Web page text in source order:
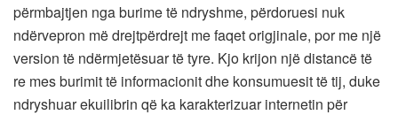
përmbajtjen nga burime të ndryshme, përdoruesi nuk
ndërvepron më drejtpërdrejt me faqet origjinale, por me një
version të ndërmjetësuar të tyre. Kjo krijon një distancë të
re mes burimit të informacionit dhe konsumuesit të tij, duke
ndryshuar ekuilibrin që ka karakterizuar internetin për